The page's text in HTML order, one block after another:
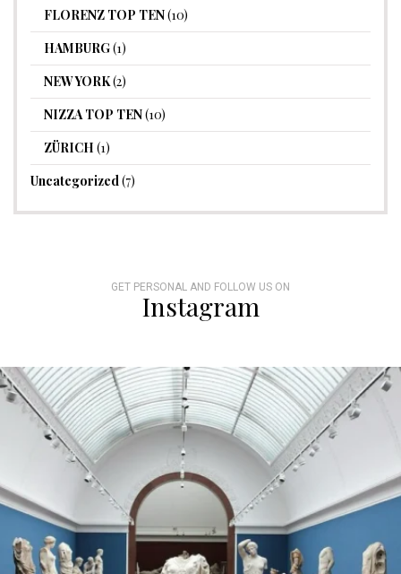
FLORENZ TOP TEN(10)
HAMBURG(1)
NEW YORK(2)
NIZZA TOP TEN(10)
ZÜRICH (1)
Uncategorized (7)
GET PERSONAL AND FOLLOW US ON
Instagram